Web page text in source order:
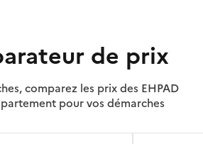
de prix
comparez les prix des EHPAD
pour vos démarches